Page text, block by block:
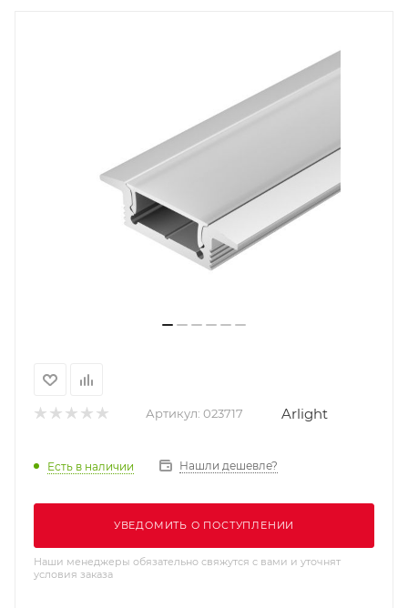
Артикул: 023717 Arlight
Есть в наличии Нашли дешевле?
УВЕДОМИТЬ О ПОСТУПЛЕНИИ
Наши менеджеры обязательно свяжутся с вами и уточнят
условия заказа